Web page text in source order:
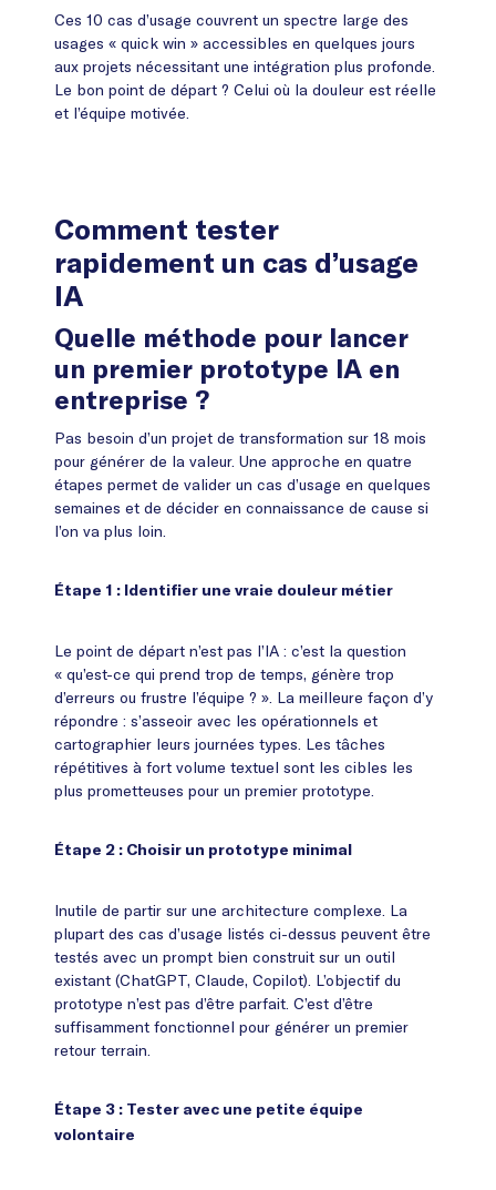
Ces 10 cas d’usage couvrent un spectre large des
usages « quick win » accessibles en quelques jours
aux projets nécessitant une intégration plus profonde.
Le bon point de départ ? Celui où la douleur est réelle
et l’équipe motivée.
Comment tester
rapidement un cas d’usage
IA
Quelle méthode pour lancer
un premier prototype IA en
entreprise ?
Pas besoin d’un projet de transformation sur 18 mois
pour générer de la valeur. Une approche en quatre
étapes permet de valider un cas d’usage en quelques
semaines et de décider en connaissance de cause si
l’on va plus loin.
Étape 1 : Identifier une vraie douleur métier
Le point de départ n’est pas l’IA : c’est la question
« qu’est-ce qui prend trop de temps, génère trop
d’erreurs ou frustre l’équipe ? ». La meilleure façon d’y
répondre : s’asseoir avec les opérationnels et
cartographier leurs journées types. Les tâches
répétitives à fort volume textuel sont les cibles les
plus prometteuses pour un premier prototype.
Étape 2 : Choisir un prototype minimal
Inutile de partir sur une architecture complexe. La
plupart des cas d’usage listés ci-dessus peuvent être
testés avec un prompt bien construit sur un outil
existant (ChatGPT, Claude, Copilot). L’objectif du
prototype n’est pas d’être parfait. C’est d’être
suffisamment fonctionnel pour générer un premier
retour terrain.
Étape 3 : Tester avec une petite équipe
volontaire